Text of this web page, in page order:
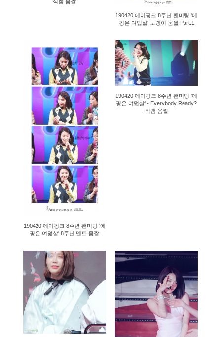
직캠 움짤
190420 에이핑크 8주년 팬미팅 '에
핑은 여덟살' 노랭이 움짤 Part.1
1172
190420 에이핑크 8주년 팬미팅 '에
핑은 여덟살' 8주년 멘트 움짤
1216
190420 에이핑크 8주년 팬미팅 '에
핑은 여덟살' - Everybody Ready?
직캠 움짤
1412